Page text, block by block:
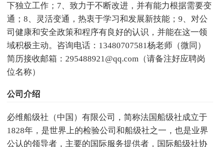
下独立工作；7、致力于不断改进，并有能力根据需要变
通；8、灵活变通，热衷于学习和发展新技能；9、对公
司健康和安全政策和程序有良好的认识，并能在这一领
域积极主动。咨询电话：13480707581杨老师（微同）
简历接收邮箱：295488921@qq.com（请备注好应聘岗
位名称）
公司介绍
必维船级社（中国）有限公司，简称法国船级社成立于
1828年，是世界上的检验公司和船级社之一，也是业界
公认的领导者，主要的国际服务提供者，国际船级社协